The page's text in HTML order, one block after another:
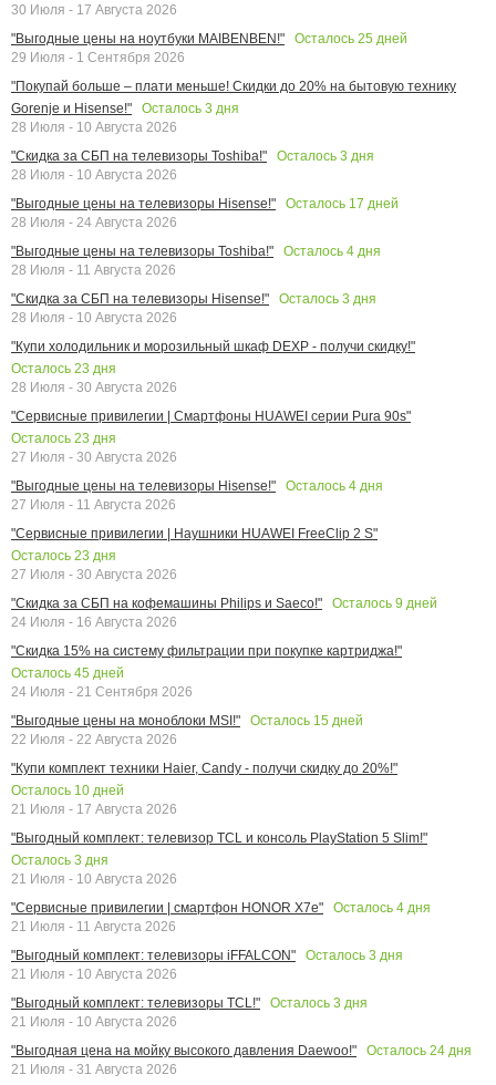
30 Июля - 17 Августа 2026
"Выгодные цены на ноутбуки MAIBENBEN!"
Осталось 25 дней
29 Июля - 1 Сентября 2026
"Покупай больше – плати меньше! Скидки до 20% на бытовую технику
Gorenje и Hisense!"
Осталось 3 дня
28 Июля - 10 Августа 2026
"Скидка за СБП на телевизоры Toshiba!"
Осталось 3 дня
28 Июля - 10 Августа 2026
"Выгодные цены на телевизоры Hisense!"
Осталось 17 дней
28 Июля - 24 Августа 2026
"Выгодные цены на телевизоры Toshiba!"
Осталось 4 дня
28 Июля - 11 Августа 2026
"Скидка за СБП на телевизоры Hisense!"
Осталось 3 дня
28 Июля - 10 Августа 2026
"Купи холодильник и морозильный шкаф DEXP - получи скидку!"
Осталось 23 дня
28 Июля - 30 Августа 2026
"Сервисные привилегии | Смартфоны HUAWEI серии Pura 90s"
Осталось 23 дня
27 Июля - 30 Августа 2026
"Выгодные цены на телевизоры Hisense!"
Осталось 4 дня
27 Июля - 11 Августа 2026
"Сервисные привилегии | Наушники HUAWEI FreeClip 2 S"
Осталось 23 дня
27 Июля - 30 Августа 2026
"Скидка за СБП на кофемашины Philips и Saeco!"
Осталось 9 дней
24 Июля - 16 Августа 2026
"Скидка 15% на систему фильтрации при покупке картриджа!"
Осталось 45 дней
24 Июля - 21 Сентября 2026
"Выгодные цены на моноблоки MSI!"
Осталось 15 дней
22 Июля - 22 Августа 2026
"Купи комплект техники Haier, Candy - получи скидку до 20%!"
Осталось 10 дней
21 Июля - 17 Августа 2026
"Выгодный комплект: телевизор TCL и консоль PlayStation 5 Slim!"
Осталось 3 дня
21 Июля - 10 Августа 2026
"Сервисные привилегии | смартфон HONOR X7e"
Осталось 4 дня
21 Июля - 11 Августа 2026
"Выгодный комплект: телевизоры iFFALCON"
Осталось 3 дня
21 Июля - 10 Августа 2026
"Выгодный комплект: телевизоры TCL!"
Осталось 3 дня
21 Июля - 10 Августа 2026
"Выгодная цена на мойку высокого давления Daewoo!"
Осталось 24 дня
21 Июля - 31 Августа 2026